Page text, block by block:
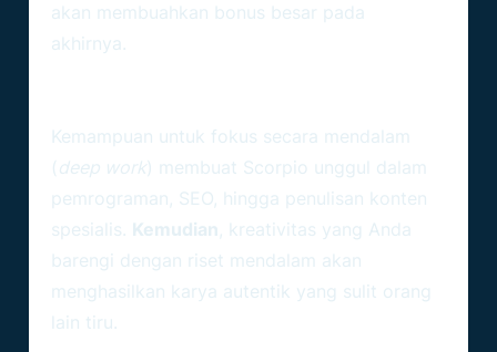
akan membuahkan bonus besar pada
akhirnya.
Kemampuan untuk fokus secara mendalam
( deep work) membuat Scorpio unggul dalam
pemrograman, SEO, hingga penulisan konten
spesialis. Kemudian, kreativitas yang Anda
barengi dengan riset mendalam akan
menghasilkan karya autentik yang sulit orang
lain tiru.